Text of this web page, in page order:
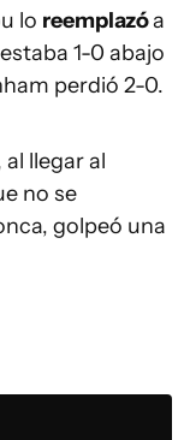
lo reemplazóa
1-0 abajo
perdió 2-0.
llegar al
no se
golpeó una